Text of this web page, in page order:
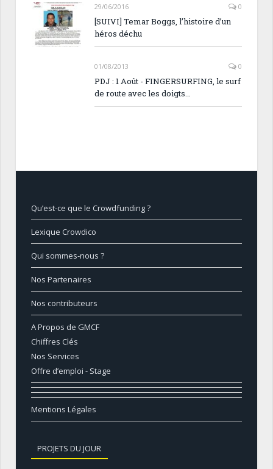
29/06/2016 0
[SUIVI] Temar Boggs, l’histoire d’un
héros déchu
01/08/2013 0
PDJ : 1 Août - FINGERSURFING, le surf
de route avec les doigts…
Qu’est-ce que le Crowdfunding ?
Lexique Crowdico
Qui sommes-nous ?
Nos Partenaires
Nos contributeurs
A Propos de GMCF
Chiffres Clés
Nos Services
Offre d’emploi - Stage
Mentions Légales
PROJETS DU JOUR